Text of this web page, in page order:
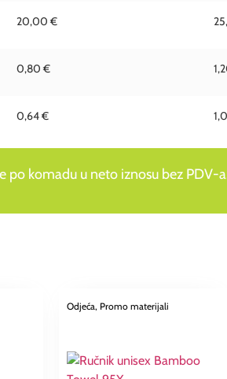
20,00 €
0,80 €
0,64 €
po komadu u neto iznosu bez PDV-
Odjeća, Promo materijali